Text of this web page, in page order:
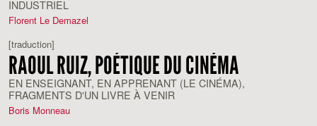
INDUSTRIEL
Florent Le Demazel
[traduction]
RAOUL RUIZ, POÉTIQUE DU CINÉMA
EN ENSEIGNANT, EN APPRENANT (LE CINÉMA),
FRAGMENTS D'UN LIVRE À VENIR
Boris Monneau